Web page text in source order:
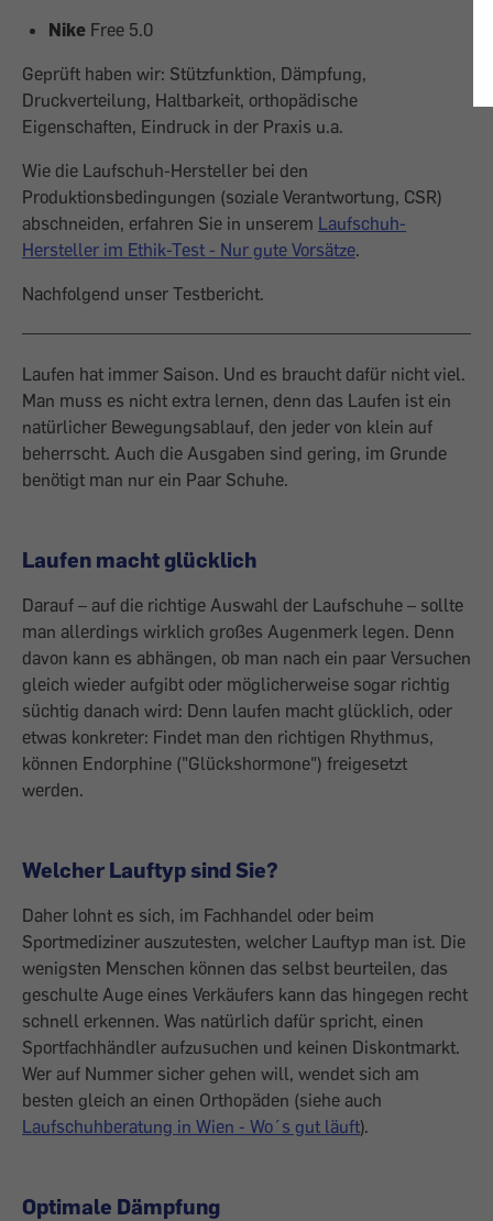
Nike Free 5.0
Geprüft haben wir: Stützfunktion, Dämpfung,
Druckverteilung, Haltbarkeit, orthopädische
Eigenschaften, Eindruck in der Praxis u.a.
Wie die Laufschuh-Hersteller bei den
Produktionsbedingungen (soziale Verantwortung, CSR)
abschneiden, erfahren Sie in unserem Laufschuh-
Hersteller im Ethik-Test - Nur gute Vorsätze.
Nachfolgend unser Testbericht.
Laufen hat immer Saison. Und es braucht dafür nicht viel.
Man muss es nicht extra ­lernen, denn das Laufen ist ein
natürlicher Bewegungsablauf, den jeder von klein auf
beherrscht. Auch die Ausgaben sind gering, im Grunde
benötigt man nur ein Paar ­Schuhe.
Laufen macht glücklich
Darauf – auf die richtige Auswahl der Laufschuhe – sollte
man allerdings wirklich großes Augenmerk legen. Denn
davon kann es abhängen, ob man nach ein paar Versuchen
gleich wieder aufgibt oder möglicherweise sogar richtig
süchtig danach wird: Denn l­aufen macht glücklich, oder
etwas kon­kreter: Findet man den richtigen Rhythmus,
können Endorphine ("Glückshormone") freigesetzt
werden.
Welcher Lauftyp sind Sie?
Daher lohnt es sich, im Fachhandel oder beim
Sportmediziner auszutesten, welcher Lauftyp man ist. Die
wenigsten Menschen können das selbst beurteilen, das
geschulte Auge eines Verkäufers kann das hingegen recht
schnell erkennen. Was natürlich ­dafür spricht, einen
Sportfachhändler aufzusuchen und keinen Diskontmarkt.
Wer auf Nummer sicher gehen will, wendet sich am
besten gleich an einen Orthopäden (siehe auch
Laufschuhberatung in Wien - Wo´s gut läuft).
Optimale Dämpfung